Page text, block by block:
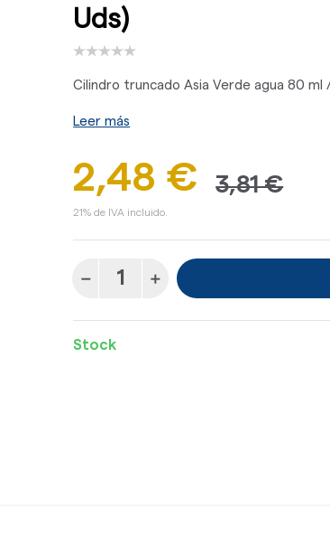
Uds)
Cilindro truncado Asia Verde agua 80 ml
Leer más
2,48 € 3,81 €
21% de IVA incluido.
Stock